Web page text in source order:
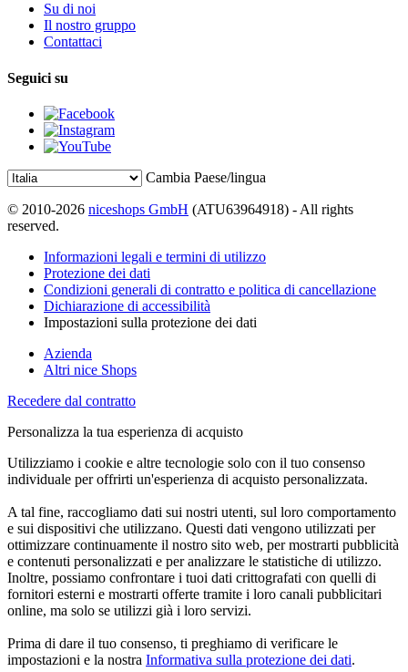
Su di noi
Il nostro gruppo
Contattaci
Seguici su
Cambia Paese/lingua
© 2010-2026 niceshops GmbH (ATU63964918) - All rights
reserved.
Informazioni legali e termini di utilizzo
Protezione dei dati
Condizioni generali di contratto e politica di cancellazione
Dichiarazione di accessibilità
Impostazioni sulla protezione dei dati
Azienda
Altri nice Shops
Recedere dal contratto
Personalizza la tua esperienza di acquisto
Utilizziamo i cookie e altre tecnologie solo con il tuo consenso
individuale per offrirti un'esperienza di acquisto personalizzata.
A tal fine, raccogliamo dati sui nostri utenti, sul loro comportamento
e sui dispositivi che utilizzano. Questi dati vengono utilizzati per
ottimizzare continuamente il nostro sito web, per mostrarti pubblicità
e contenuti personalizzati e per analizzare le statistiche di utilizzo.
Inoltre, possiamo confrontare i tuoi dati crittografati con quelli di
fornitori esterni e mostrarti offerte tramite i loro canali pubblicitari
online, ma solo se utilizzi già i loro servizi.
Prima di dare il tuo consenso, ti preghiamo di verificare le
impostazioni e la nostra Informativa sulla protezione dei dati.